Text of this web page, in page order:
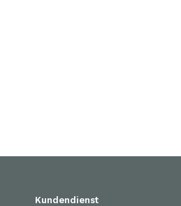
Kundendienst